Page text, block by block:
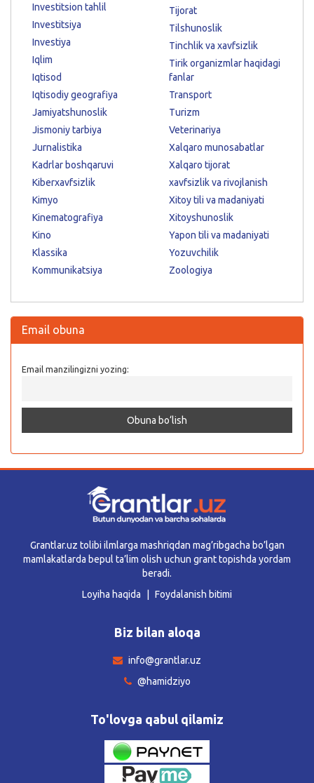
Investitsion tahlil
Investitsiya
Investiya
Iqlim
Iqtisod
Iqtisodiy geografiya
Jamiyatshunoslik
Jismoniy tarbiya
Jurnalistika
Kadrlar boshqaruvi
Kiberxavfsizlik
Kimyo
Kinematografiya
Kino
Klassika
Kommunikatsiya
Tijorat
Tilshunoslik
Tinchlik va xavfsizlik
Tirik organizmlar haqidagi
fanlar
Transport
Turizm
Veterinariya
Xalqaro munosabatlar
Xalqaro tijorat
xavfsizlik va rivojlanish
Xitoy tili va madaniyati
Xitoyshunoslik
Yapon tili va madaniyati
Yozuvchilik
Zoologiya
Email obuna
Email manzilingizni yozing:
Grantlar.uz tolibi ilmlarga mashriqdan mag’ribgacha bo’lgan
mamlakatlarda bepul ta’lim olish uchun grant topishda yordam
beradi.
Loyiha haqida
Foydalanish bitimi
Biz bilan aloqa
info@grantlar.uz
@hamidziyo
To'lovga qabul qilamiz